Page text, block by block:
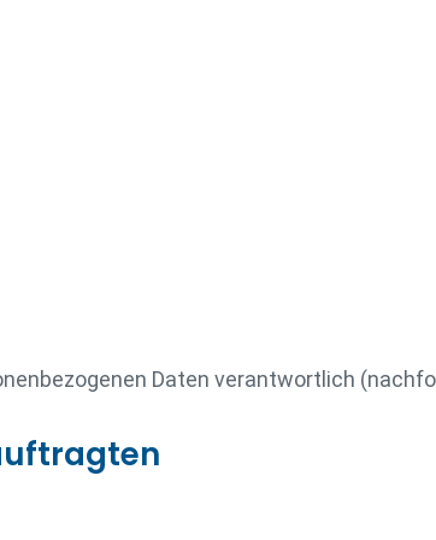
Daten verantwortlich